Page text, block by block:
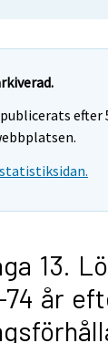
efter
13.
74 år